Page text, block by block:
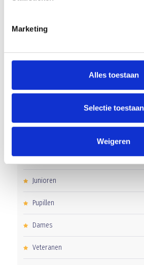
Marketing
Alles toestaan
Selectie toestaan
Weigeren
Uitnodiging voor de EXTRA Algemene
CATEGORIEËN
Senioren
Junioren
Pupillen
Dames
Veteranen